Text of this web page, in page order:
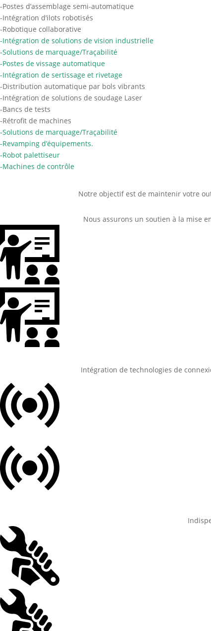
-Postes d’assemblage semi-automatique
-Intégration d’ilots robotisés
-Robotique collaborative
-Intégration de solutions de vision industrielle
-Solutions de marquage/Traçabilité
-Postes de vissage automatique
-Intégration de sertissage et rivetage
-Distribution automatique par bols vibrants
-Intégration de solutions de soudage Laser
-Bancs de tests
-Rétrofit de machines
-Solutions de marquage/Traçabilité
-Revamping d’équipements.
-Robot palettiseur
-Machines de contrôle
Notre objectif est de maintenir votre
Nous assurons un soutien à la mise
Intégration de technologies de